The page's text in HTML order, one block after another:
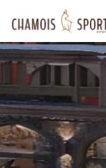
au
contenu
principal